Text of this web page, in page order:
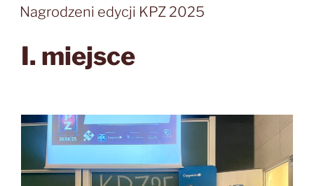
W
Nagrodzeni edycji KPZ 2025
I. miejsce